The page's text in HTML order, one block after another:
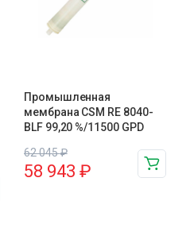
Промышленная
мембрана CSM RE 8040-
BLF 99,20 %/11500 GPD
62 045₽
58 943 ₽